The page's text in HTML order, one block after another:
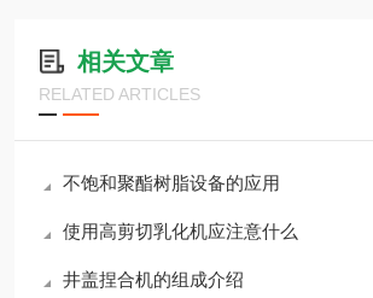
相关文章
RELATED ARTICLES
不饱和聚酯树脂设备的应用
使用高剪切乳化机应注意什么
井盖捏合机的组成介绍